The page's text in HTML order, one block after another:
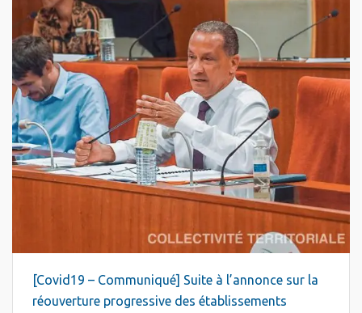
[Covid19 – Communiqué] Suite à l’annonce sur la
réouverture progressive des établissements